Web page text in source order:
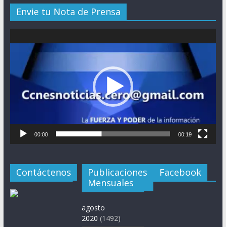
Envie tu Nota de Prensa
de
00:00 00:19
Contáctenos
Publicaciones
Mensuales
agosto
2020 (1492)
Facebook